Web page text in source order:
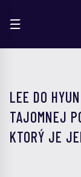
LEE DO
TAJOMNEJ
KTORÝ JE